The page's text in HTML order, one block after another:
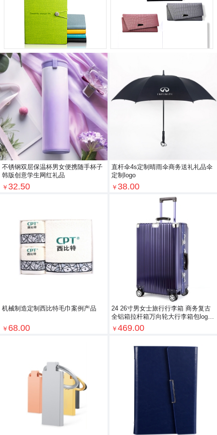
不锈钢双层保温杯男女便携随手杯子
韩版创意学生网红礼品
￥ 32.50
直杆伞4s定制晴雨伞商务送礼礼品伞
定制logo
￥ 38.00
机械制造定制西比特毛巾案例产品
￥ 68.00
24 26寸男女士旅行行李箱 商务复古
全铝箱拉杆箱万向轮大行李箱包logo
定制
￥ 469.00